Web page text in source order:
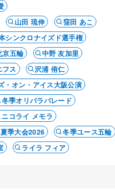
山田 琉伸
窪田 あこ
シンクロナイズド選手権
京五輪
中野 友加里
ス
沢浦 侑仁
・オン・アイス大阪公演
冬季オリパラパレード
ニコライ メモラ
季大会2026
冬季ユース五輪
ライラ フィア